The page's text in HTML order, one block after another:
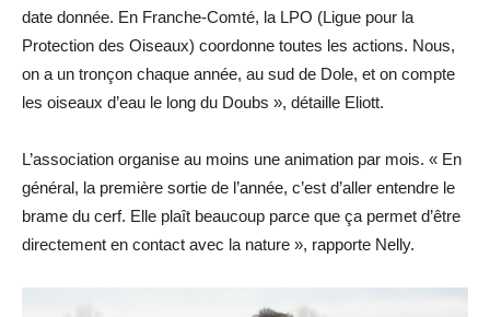
date donnée. En Franche-Comté, la LPO (Ligue pour la
Protection des Oiseaux) coordonne toutes les actions. Nous,
on a un tronçon chaque année, au sud de Dole, et on compte
les oiseaux d’eau le long du Doubs », détaille Eliott.
L’association organise au moins une animation par mois. « En
général, la première sortie de l’année, c’est d’aller entendre le
brame du cerf. Elle plaît beaucoup parce que ça permet d’être
directement en contact avec la nature », rapporte Nelly.